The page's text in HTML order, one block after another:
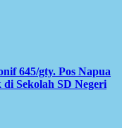
645/gty. Pos Napua
Sekolah SD Negeri